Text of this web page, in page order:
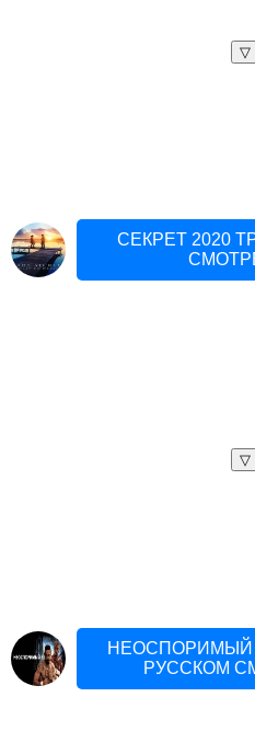
▽
СЕКРЕТ 2020
▽
НЕОСПОРИМЫЙ
РУССКОМ